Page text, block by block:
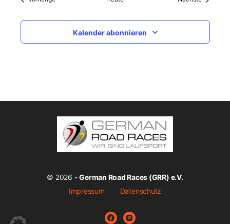
Kalender abonnieren
© 2026 -German Road Races (GRR) e.V.
Impressum
Datenschutz